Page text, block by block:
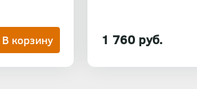
1 760 руб.